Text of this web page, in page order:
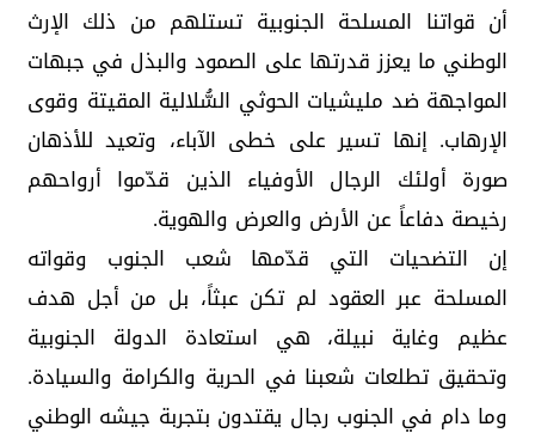
أن قواتنا المسلحة الجنوبية تستلهم من ذلك الإرث
الوطني ما يعزز قدرتها على الصمود والبذل في جبهات
المواجهة ضد مليشيات الحوثي السُّلالية المقيتة وقوى
الإرهاب. إنها تسير على خطى الآباء، وتعيد للأذهان
صورة أولئك الرجال الأوفياء الذين قدّموا أرواحهم
رخيصة دفاعاً عن الأرض والعرض والهوية.
إن التضحيات التي قدّمها شعب الجنوب وقواته
المسلحة عبر العقود لم تكن عبثاً، بل من أجل هدف
عظيم وغاية نبيلة، هي استعادة الدولة الجنوبية
وتحقيق تطلعات شعبنا في الحرية والكرامة والسيادة.
وما دام في الجنوب رجال يقتدون بتجربة جيشه الوطني